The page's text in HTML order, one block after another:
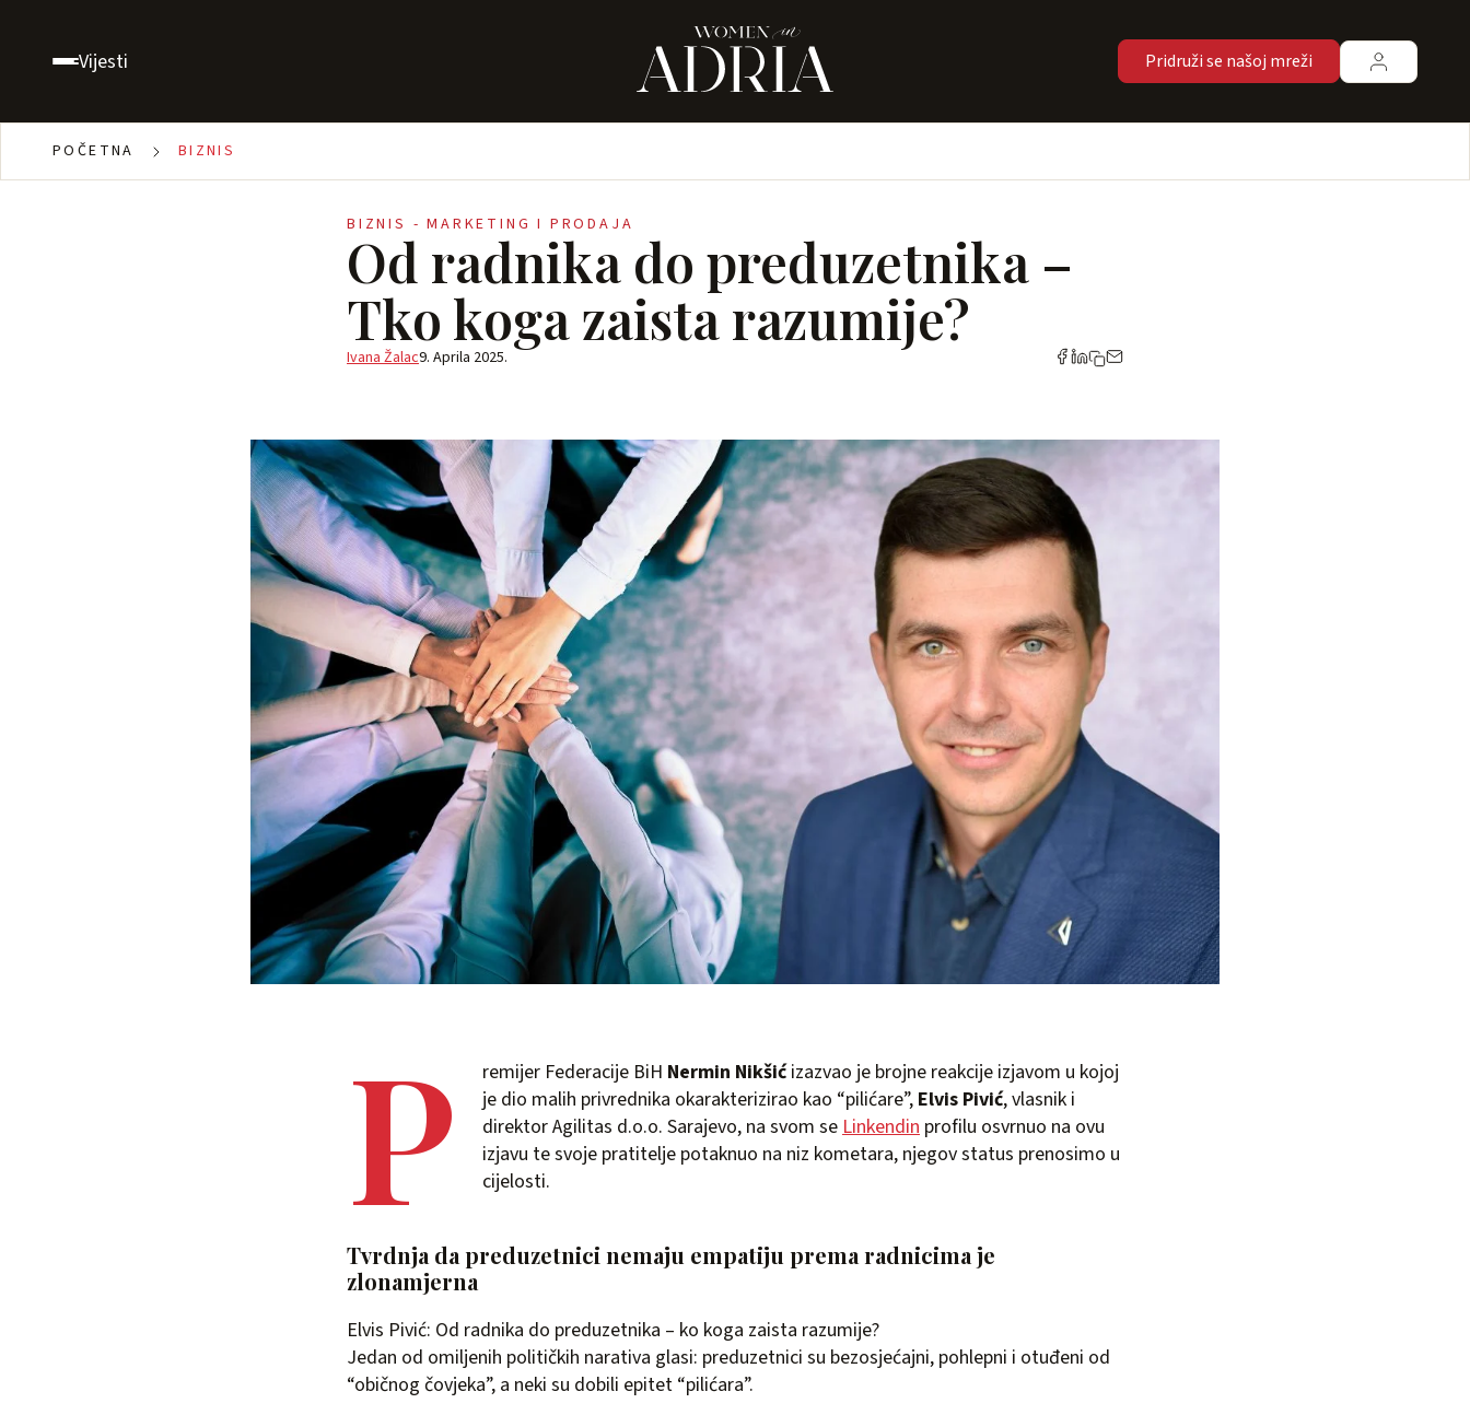
Vijesti Pridruži se našoj mreži
POČETNA BIZNIS
BIZNIS - MARKETING I PRODAJA
Od radnika do preduzetnika –
Tko koga zaista razumije?
Ivana Žalac9. Aprila 2025.
P remijer Federacije BiH Nermin Nikšićizazvao je brojne reakcije izjavom u kojoj
je dio malih privrednika okarakterizirao kao “pilićare”, Elvis Pivić, vlasnik i
direktor Agilitas d.o.o. Sarajevo, na svom seLinkendin profilu osvrnuo na ovu
izjavu te svoje pratitelje potaknuo na niz kometara, njegov status prenosimo u
cijelosti.
Tvrdnja da preduzetnici nemaju empatiju prema radnicima je
zlonamjerna
Elvis Pivić: Od radnika do preduzetnika – ko koga zaista razumije?
Jedan od omiljenih političkih narativa glasi: preduzetnici su bezosjećajni, pohlepni i otuđeni od
“običnog čovjeka”, a neki su dobili epitet “pilićara”.